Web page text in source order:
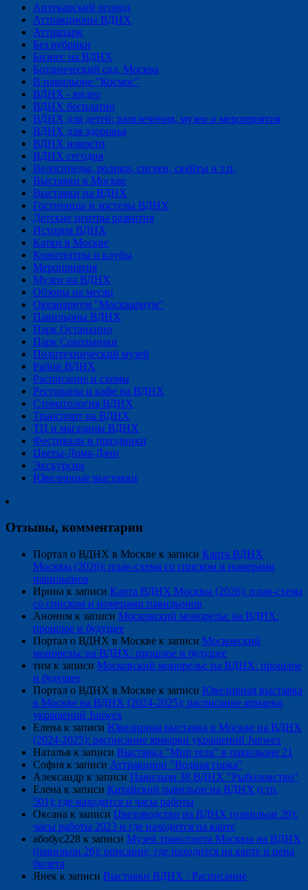
Аптекарский огород
Аттракционы ВДНХ
Аттрапарк
Без рубрики
Бизнес на ВДНХ
Ботанический сад, Москва
В павильоне "Космос"
ВДНХ - видео
ВДНХ бесплатно
ВДНХ для детей: развлечения, музеи и мероприятия
ВДНХ для здоровья
ВДНХ новости
ВДНХ сегодня
Велосипеды, ролики, сигвеи, скейты и т.п.
Выставки в Москве
Выставки на ВДНХ
Гостиницы и хостелы ВДНХ
Детские центры развития
История ВДНХ
Катки в Москве
Кинотеатры и клубы
Мероприятия
Музеи на ВДНХ
Обзоры на месяц
Океанариум "Москвариум"
Павильоны ВДНХ
Парк Останкино
Парк Сокольники
Политехнический музей
Район ВДНХ
Расписание и схемы
Рестораны и кафе на ВДНХ
Стоматология ВДНХ
Транспорт на ВДНХ
ТЦ и магазины ВДНХ
Фестивали и праздники
Цветы-Дома-Дачи
Экскурсии
Ювелирные выставки
Отзывы, комментарии
Портал о ВДНХ в Москве к записи Карта ВДНХ
Москвы (2026): план-схема со списком и номерами
павильонов
Ирина к записи Карта ВДНХ Москвы (2026): план-схема
со списком и номерами павильонов
Аноним к записи Московский монорельс на ВДНХ:
прошлое и будущее
Портал о ВДНХ в Москве к записи Московский
монорельс на ВДНХ: прошлое и будущее
тим к записи Московский монорельс на ВДНХ: прошлое
и будущее
Портал о ВДНХ в Москве к записи Ювелирная выставка
в Москве на ВДНХ (2024-2025): расписание ярмарки
украшений Junwex
Елена к записи Ювелирная выставка в Москве на ВДНХ
(2024-2025): расписание ярмарки украшений Junwex
Наталья к записи Выставка "Мир тела" в павильоне 21
София к записи Аттракцион "Водная горка"
Александр к записи Павильон 38 ВДНХ "Рыболовство"
Елена к записи Китайский павильон на ВДНХ (стр.
501): где находится и часы работы
Оксана к записи Цветоводство на ВДНХ (павильон 29):
часы работы 2023 и где находится на карте
абобус228 к записи Музей транспорта Москвы на ВДНХ
(павильон 26): описание, где находится на карте и цена
билета
Янек к записи Выставки ВДНХ : Расписание